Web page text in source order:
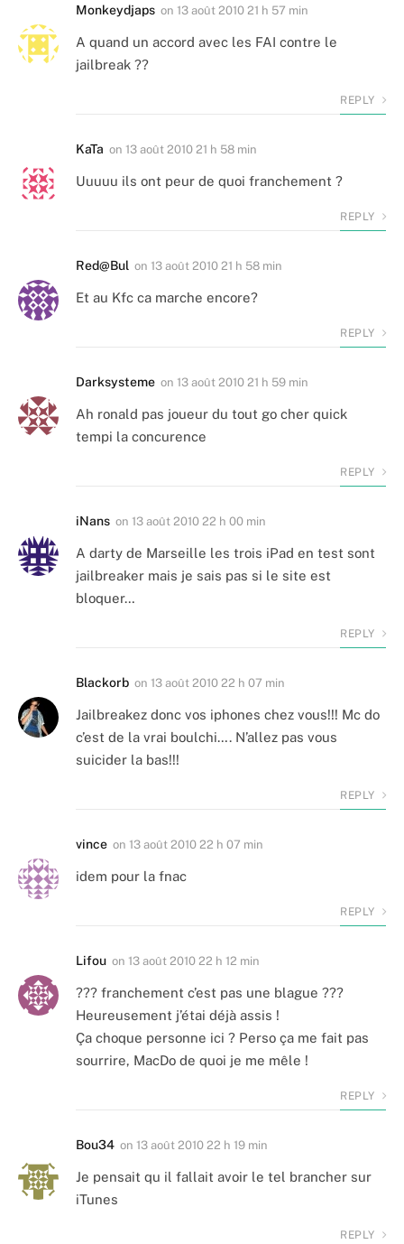
Monkeydjaps on 13 août 2010 21 h 57 min
A quand un accord avec les FAI contre le
jailbreak ??
REPLY
KaTa on 13 août 2010 21 h 58 min
Uuuuu ils ont peur de quoi franchement ?
REPLY
Red@Bul on 13 août 2010 21 h 58 min
Et au Kfc ca marche encore?
REPLY
Darksysteme on 13 août 2010 21 h 59 min
Ah ronald pas joueur du tout go cher quick
tempi la concurence
REPLY
iNans on 13 août 2010 22 h 00 min
A darty de Marseille les trois iPad en test sont
jailbreaker mais je sais pas si le site est
bloquer…
REPLY
Blackorb on 13 août 2010 22 h 07 min
Jailbreakez donc vos iphones chez vous!!! Mc do
c’est de la vrai boulchi…. N’allez pas vous
suicider la bas!!!
REPLY
vince on 13 août 2010 22 h 07 min
idem pour la fnac
REPLY
Lifou on 13 août 2010 22 h 12 min
??? franchement c’est pas une blague ???
Heureusement j’étai déjà assis !
Ça choque personne ici ? Perso ça me fait pas
sourrire, MacDo de quoi je me mêle !
REPLY
Bou34 on 13 août 2010 22 h 19 min
Je pensait qu il fallait avoir le tel brancher sur
iTunes
REPLY